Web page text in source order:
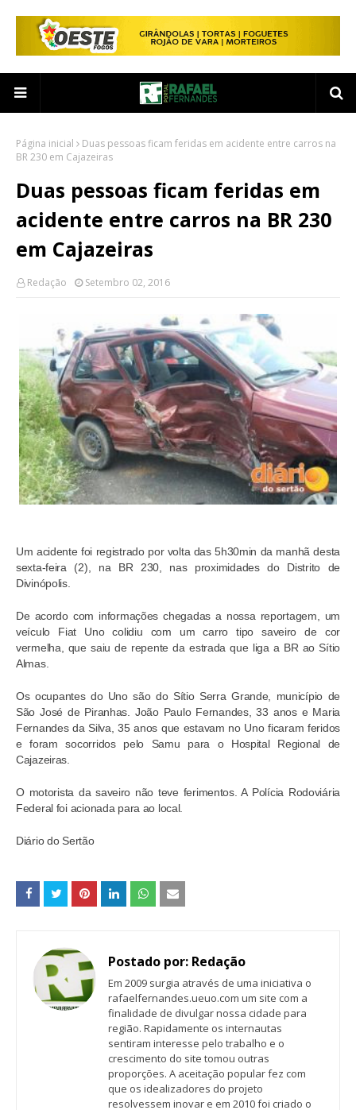
Página inicial
Duas pessoas ficam feridas em acidente entre carros na
BR 230 em Cajazeiras
Duas pessoas ficam feridas em
acidente entre carros na BR 230
em Cajazeiras
Redação Setembro 02, 2016
Um acidente foi registrado por volta das 5h30min da manhã desta
sexta-feira (2), na BR 230, nas proximidades do Distrito de
Divinópolis.
De acordo com informações chegadas a nossa reportagem, um
veículo Fiat Uno colidiu com um carro tipo saveiro de cor
vermelha, que saiu de repente da estrada que liga a BR ao Sítio
Almas.
Os ocupantes do Uno são do Sítio Serra Grande, município de
São José de Piranhas. João Paulo Fernandes, 33 anos e Maria
Fernandes da Silva, 35 anos que estavam no Uno ficaram feridos
e foram socorridos pelo Samu para o Hospital Regional de
Cajazeiras.
O motorista da saveiro não teve ferimentos. A Polícia Rodoviária
Federal foi acionada para ao local.
Diário do Sertão
Postado por: Redação
Em 2009 surgia através de uma iniciativa o
rafaelfernandes.ueuo.com um site com a
finalidade de divulgar nossa cidade para
região. Rapidamente os internautas
sentiram interesse pelo trabalho e o
crescimento do site tomou outras
proporções. A aceitação popular fez com
que os idealizadores do projeto
resolvessem inovar e em 2010 foi criado o